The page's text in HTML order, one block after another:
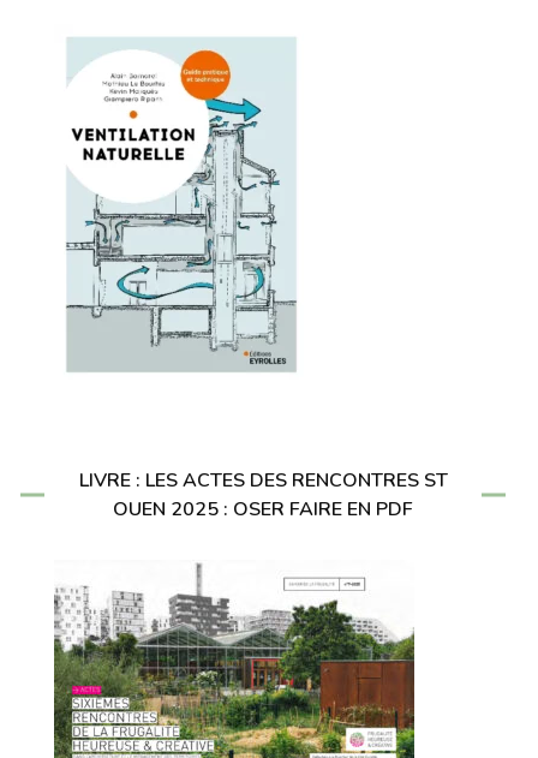
LIVRE : LES ACTES DES RENCONTRES ST
OUEN 2025 : OSER FAIRE EN PDF